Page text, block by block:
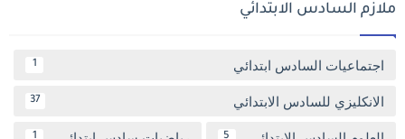
ملازم السادس الابتدائي
اجتماعيات السادس ابتدائي 1
الانكليزي للسادس الابتدائي 37
5
1